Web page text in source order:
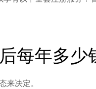
每年多少
来决定。